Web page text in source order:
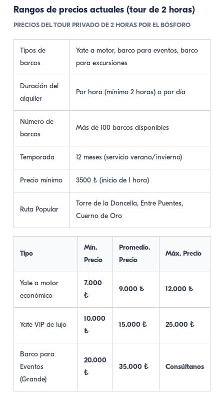
Rangos de precios actuales (tour de 2 horas)
PRECIOS DEL TOUR PRIVADO DE 2 HORAS POR EL BÓSFORO
Tipos de
barcos
Yate a motor, barco para eventos, barco
para excursiones
Duración del
alquiler
Por hora (mínimo 2 horas) o por día
Número de
barcos
Más de 100 barcos disponibles
Temporada 12 meses (servicio verano/invierno)
Precio mínimo 3500 ₺ (inicio de 1 hora)
Ruta Popular
Torre de la Doncella, Entre Puentes,
Cuerno de Oro
Tipo
Mín.
Precio
Promedio.
Precio
Máx. Precio
Yate a motor
económico
7.000
₺
9.000 ₺ 12.000 ₺
Yate VIP de lujo
10.000
₺
15.000 ₺ 25.000 ₺
Barco para
Eventos
(Grande)
20.000
₺
35.000 ₺ Consúltanos